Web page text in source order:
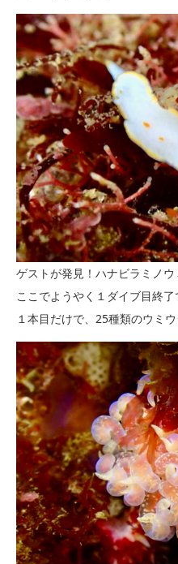
ゲストが発見！ハナビラミノウ
ここでようやく１ダイブ目終了
１本目だけで、25種類のウミ